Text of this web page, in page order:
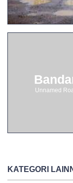
Unnamed
KATEGORI